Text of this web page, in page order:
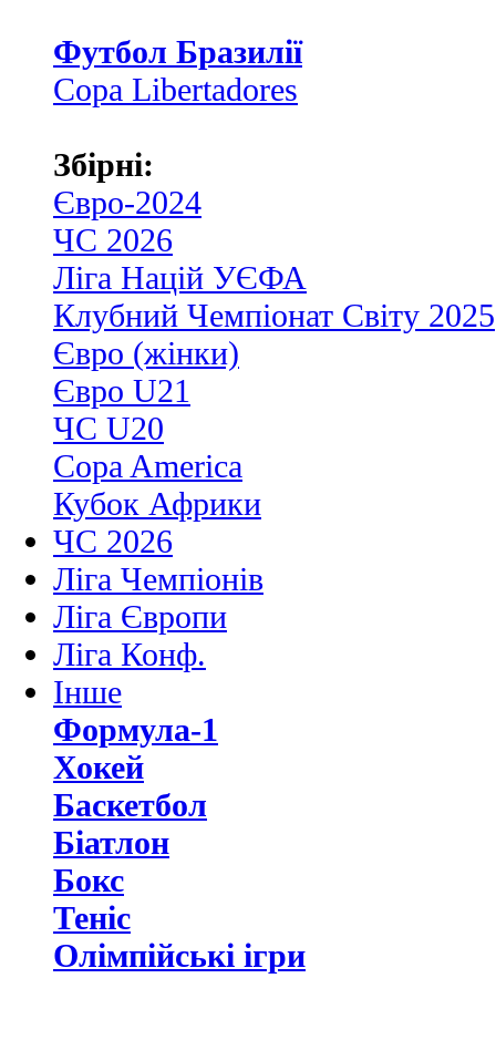
Футбол Бразилії
Copa Libertadores
Збірні:
Євро-2024
ЧС 2026
Ліга Націй УЄФА
Клубний Чемпіонат Світу 2025
Євро (жінки)
Євро U21
ЧС U20
Copa America
Кубок Африки
ЧС 2026
Ліга Чемпіонів
Ліга Європи
Ліга Конф.
Інше
Формула-1
Хокей
Баскетбол
Біатлон
Бокс
Теніс
Олімпійські ігри